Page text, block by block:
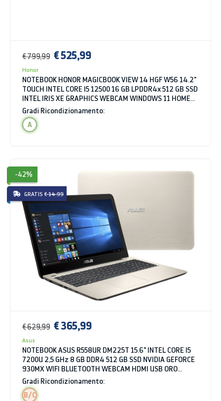
€ 799,99 € 525,99
Honor
NOTEBOOK HONOR MAGICBOOK VIEW 14 HGF W56 14.2"
TOUCH INTEL CORE I5 12500 16 GB LPDDR4x 512 GB SSD
INTEL IRIS XE GRAPHICS WEBCAM WINDOWS 11 HOME
SPACE GRAY
Gradi Ricondizionamento:
A
-42%
GRATIS € 14.99
€ 629,99 € 365,99
Asus
NOTEBOOK ASUS R558UR DM225T 15.6" INTEL CORE I5
7200U 2,5 GHz 8 GB DDR4 512 GB SSD NVIDIA GEFORCE
930MX WIFI BLUETOOTH WEBCAM HDMI USB ORO
WINDOWS 10 HOME
Gradi Ricondizionamento:
B/C